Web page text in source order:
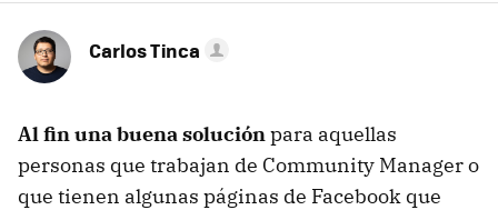
Carlos Tinca
Al fin una buena soluciónpara aquellas
personas que trabajan de Community Manager o
que tienen algunas páginas de Facebook que